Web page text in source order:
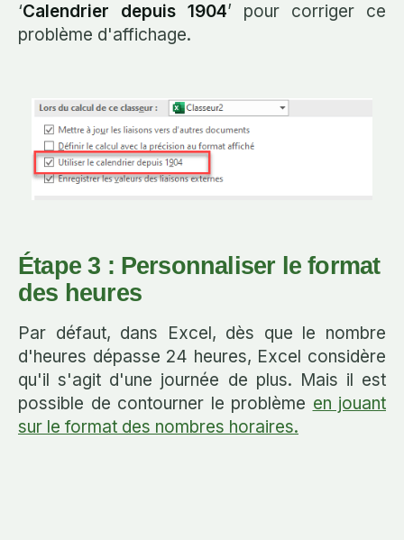
‘Calendrier depuis 1904’ pour corriger ce
problème d'affichage.
Étape 3 : Personnaliser le format
des heures
Par défaut, dans Excel, dès que le nombre
d'heures dépasse 24 heures, Excel considère
qu'il s'agit d'une journée de plus. Mais il est
possible de contourner le problème en jouant
sur le format des nombres horaires.